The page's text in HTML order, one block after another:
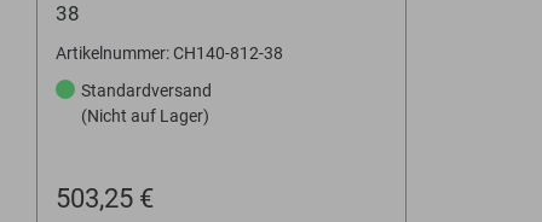
38
Artikelnummer: CH140-812-38
Standardversand
(Nicht auf Lager)
503,25 €